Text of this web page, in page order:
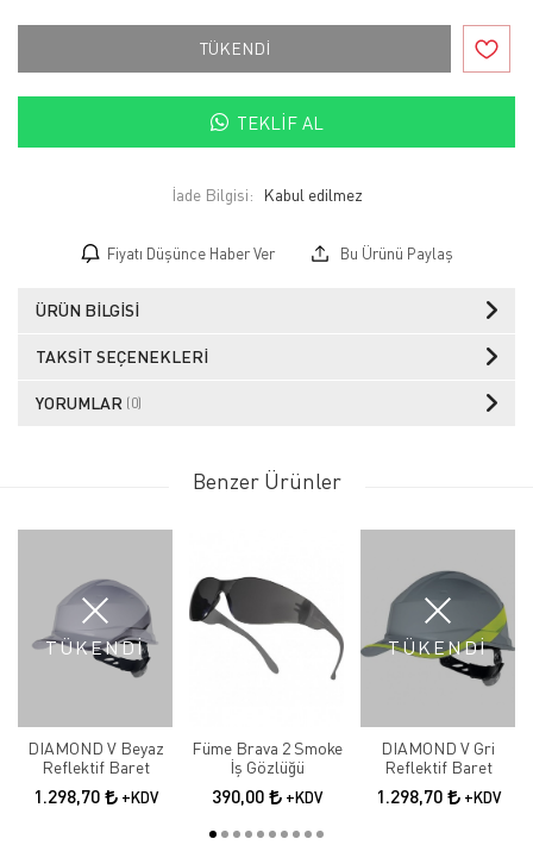
TÜKENDİ
TEKLIF AL
İade Bilgisi:
Fiyatı Düşünce Haber Ver Bu Ürünü Paylaş
ÜRÜN BILGISI
TAKSIT SEÇENEKLERI
YORUMLAR (0)
Benzer Ürünler
TÜKENDİ
DIAMOND V Beyaz
Reflektif Baret
1.298,70 +KDV
Füme Brava 2 Smoke
İş Gözlüğü
390,00 +KDV
TÜKENDİ
DIAMOND V Gri
Reflektif Baret
1.298,70 +KDV